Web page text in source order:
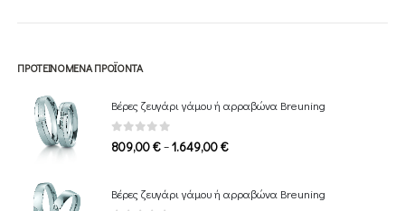
ΠΡΟΤΕΙΝΌΜΕΝΑ ΠΡΟΪΌΝΤΑ
Βέρες ζευγάρι γάμου ή αρραβώνα Breuning
0out of 5
809,00€–1.649,00€Price
through
Βέρες ζευγάρι γάμου ή αρραβώνα Breuning